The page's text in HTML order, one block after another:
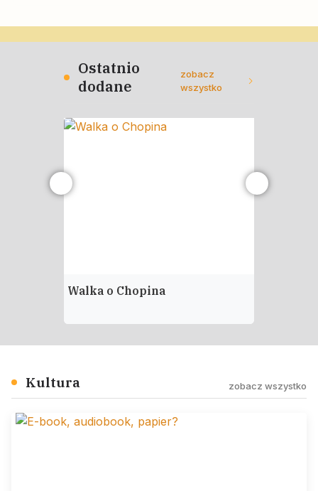
Ostatnio
dodane
zobacz
wszystko
Walka o Chopina
Kultura zobacz wszystko